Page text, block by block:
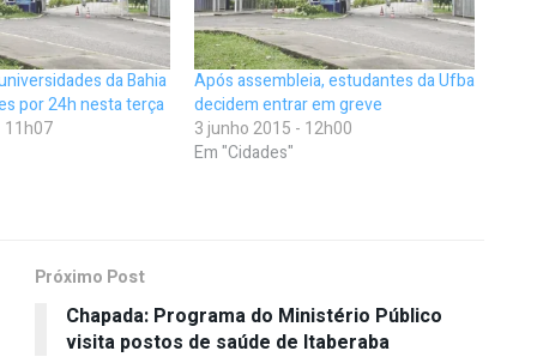
da Bahia
por 24h nesta terça
11h07
Após assembleia, estudantes da Ufba
decidem entrar em greve
3 junho 2015 - 12h00
Em "Cidades"
Próximo Post
Chapada: Programa do Ministério Público
visita postos de saúde de Itaberaba